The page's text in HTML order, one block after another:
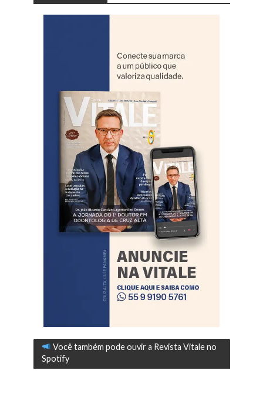
Você também pode ouvir a Revista Vitale no
Spotify